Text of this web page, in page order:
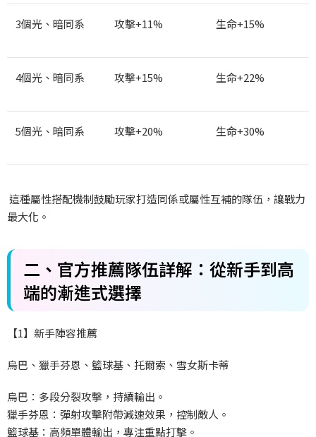
3個光、暗同系 攻擊+11% 生命+15%
4個光、暗同系 攻擊+15% 生命+22%
5個光、暗同系 攻擊+20% 生命+30%
這種屬性搭配機制鼓勵玩家打造同係或屬性互補的隊伍，讓戰力
最大化。
二、官方推薦隊伍詳解：從新手到高
端的漸進式選擇
【1】新手陣容推薦
烏巴、獵手芬恩、籃球基、托爾索、雪女斯卡蒂
烏巴：多段分裂攻擊，持續輸出。
獵手芬恩：彈射攻擊附帶減速效果，控制敵人。
籃球基：高頻單體輸出，專注重點打擊。